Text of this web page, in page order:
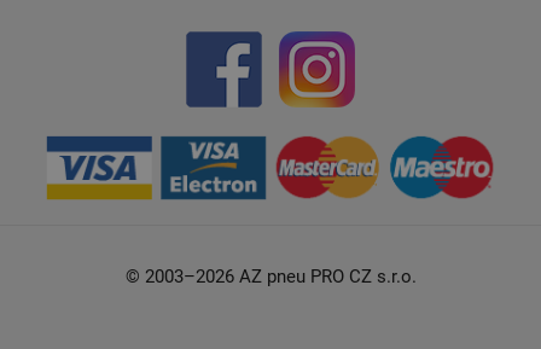
© 2003–2026 AZ pneu PRO CZ s.r.o.